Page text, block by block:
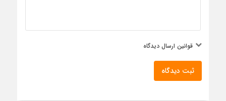
قوانین ارسال دیدگاه
ثبت دیدگاه